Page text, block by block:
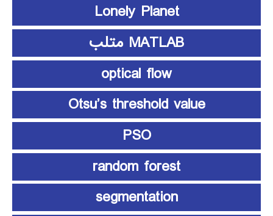
Lonely Planet
MATLAB متلب
optical flow
Otsu’s threshold value
PSO
random forest
segmentation